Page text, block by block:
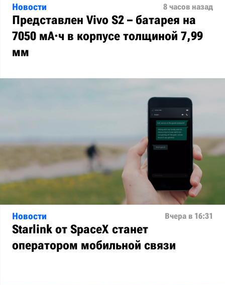
Новости 8 часов назад
Представлен Vivo S2 – батарея на
7050 мА·ч в корпусе толщиной 7,99
мм
Новости Вчера в 16:31
Starlink от SpaceX станет
оператором мобильной связи